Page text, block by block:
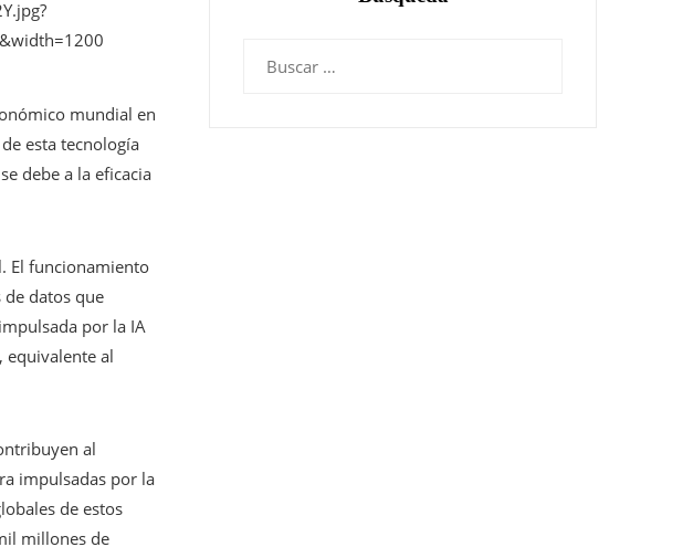
mundial en
esta tecnología
debe a la eficacia
El funcionamiento
datos que
por la IA
equivalente al
al
impulsadas por la
de estos
millones de